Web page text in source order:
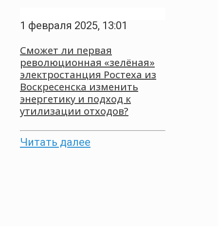
1 февраля 2025, 13:01
Сможет ли первая
революционная «зелёная»
электростанция Ростеха из
Воскресенска изменить
энергетику и подход к
утилизации отходов?
Читать далее